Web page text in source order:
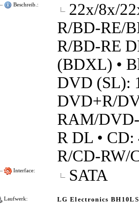
Beschreib.:
22x/8x/
R/BD-RE/
R/BD-RE
(BDXL) •
DVD (SL):
DVD+R/
RAM/
R DL •
R/CD-RW/
Interface: SATA
Laufwerk: LG Electronics